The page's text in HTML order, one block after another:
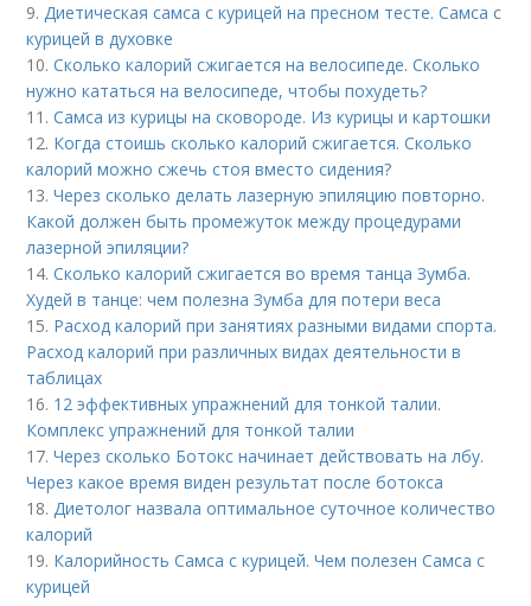
9.Диетическая самса с курицей на пресном тесте. Самса с
курицей в духовке
10.Сколько калорий сжигается на велосипеде. Сколько
нужно кататься на велосипеде, чтобы похудеть?
11.Самса из курицы на сковороде. Из курицы и картошки
12. Когда стоишь сколько калорий сжигается. Сколько
калорий можно сжечь стоя вместо сидения?
13.Через сколько делать лазерную эпиляцию повторно.
Какой должен быть промежуток между процедурами
лазерной эпиляции?
14.Сколько калорий сжигается во время танца Зумба.
Худей в танце: чем полезна Зумба для потери веса
15. Расход калорий при занятиях разными видами спорта.
Расход калорий при различных видах деятельности в
таблицах
16. 12 эффективных упражнений для тонкой талии.
Комплекс упражнений для тонкой талии
17.Через сколько Ботокс начинает действовать на лбу.
Через какое время виден результат после ботокса
18.Диетолог назвала оптимальное суточное количество
калорий
19. Калорийность Самса с курицей. Чем полезен Самса с
курицей